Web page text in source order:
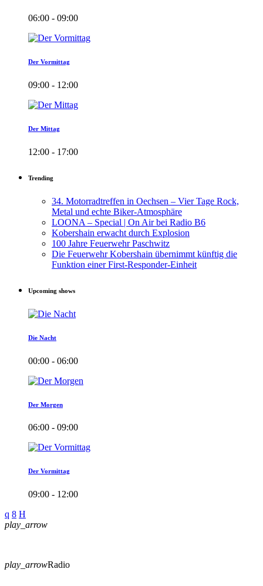
06:00 - 09:00
Der Vormittag
09:00 - 12:00
Der Mittag
12:00 - 17:00
Trending
34. Motorradtreffen in Oechsen – Vier Tage Rock,
Metal und echte Biker-Atmosphäre
LOONA – Special | On Air bei Radio B6
Kobershain erwacht durch Explosion
100 Jahre Feuerwehr Paschwitz
Die Feuerwehr Kobershain übernimmt künftig die
Funktion einer First-Responder-Einheit
Upcoming shows
Die Nacht
00:00 - 06:00
Der Morgen
06:00 - 09:00
Der Vormittag
09:00 - 12:00
play_arrow
play_arrowRadio